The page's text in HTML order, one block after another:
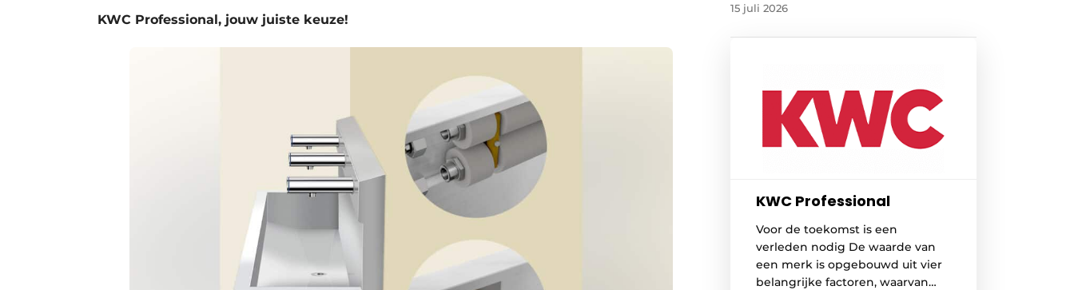
KWC Professional, jouw juiste keuze!
15 juli 2026
KWC Professional
Voor de toekomst is een
verleden nodig De waarde van
een merk is opgebouwd uit vier
belangrijke factoren, waarvan